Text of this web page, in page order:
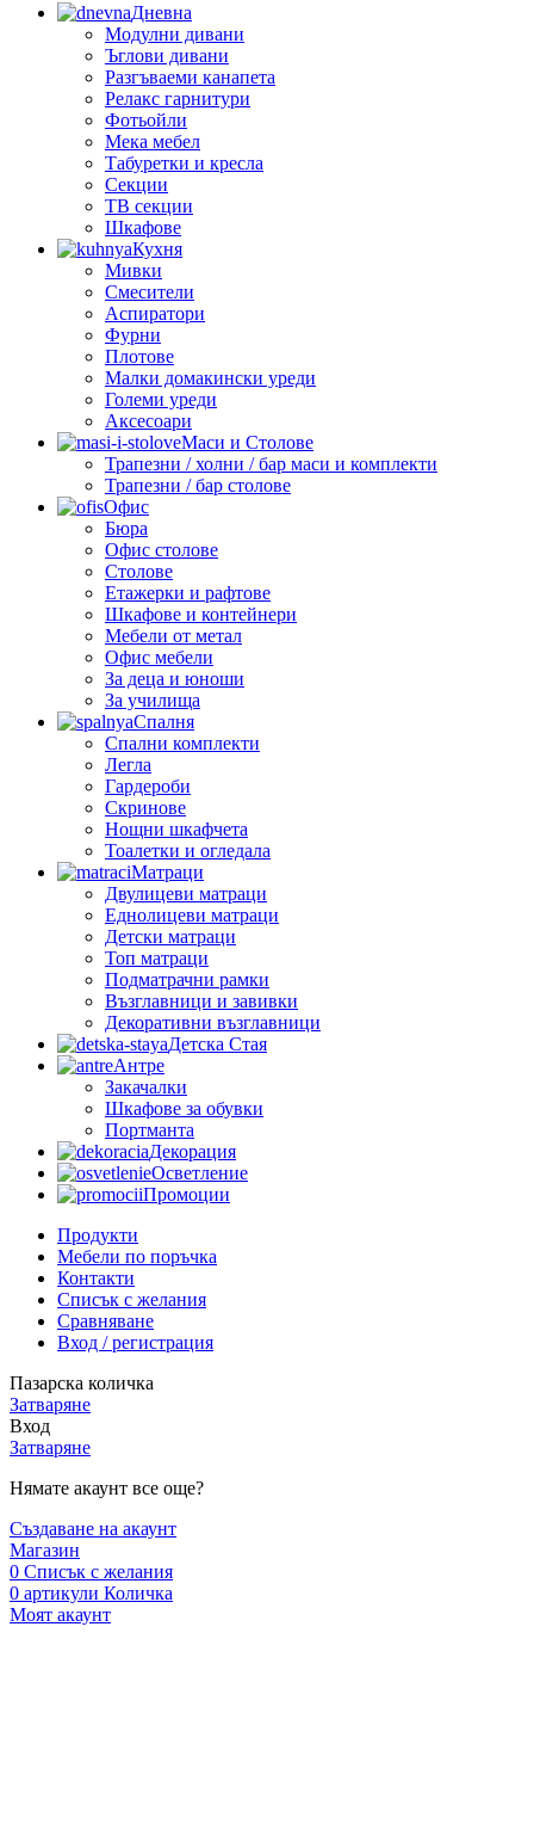
Дневна
Модулни дивани
Ъглови дивани
Разгъваеми канапета
Релакс гарнитури
Фотьойли
Мека мебел
Табуретки и кресла
Секции
ТВ секции
Шкафове
Кухня
Мивки
Смесители
Аспиратори
Фурни
Плотове
Малки домакински уреди
Големи уреди
Аксесоари
Маси и Столове
Трапезни / холни / бар маси и комплекти
Трапезни / бар столове
Офис
Бюра
Офис столове
Столове
Етажерки и рафтове
Шкафове и контейнери
Мебели от метал
Офис мебели
За деца и юноши
За училища
Спалня
Спални комплекти
Легла
Гардероби
Скринове
Нощни шкафчета
Тоалетки и огледала
Матраци
Двулицеви матраци
Еднолицеви матраци
Детски матраци
Топ матраци
Подматрачни рамки
Възглавници и завивки
Декоративни възглавници
Детска Стая
Антре
Закачалки
Шкафове за обувки
Портманта
Декорация
Осветление
Промоции
Продукти
Мебели по поръчка
Контакти
Списък с желания
Сравняване
Вход / регистрация
Пазарска количка
Затваряне
Вход
Затваряне
Нямате акаунт все още?
Създаване на акаунт
Магазин
0 Списък с желания
0 артикули Количка
Моят акаунт